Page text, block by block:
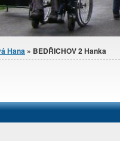
Hana » BEDŘICHOV 2 Hanka